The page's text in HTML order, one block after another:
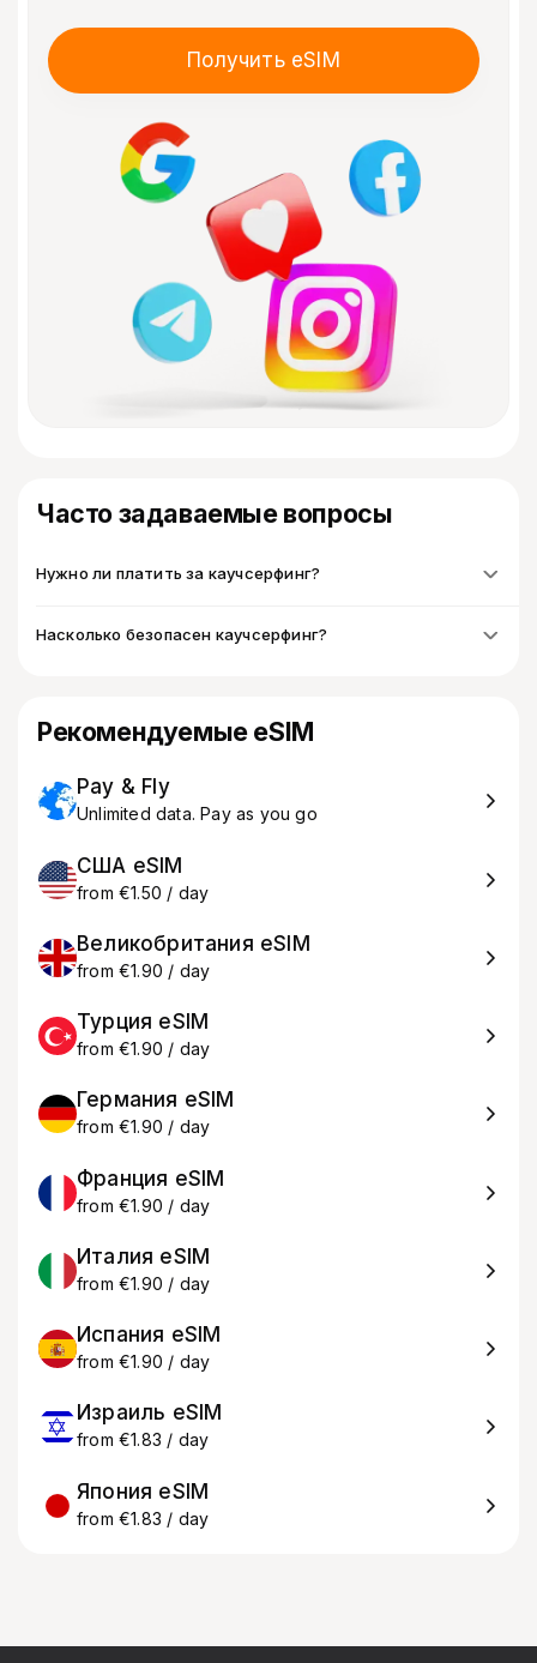
Получить eSIM
Часто задаваемые вопросы
Нужно ли платить за каучсерфинг?
Насколько безопасен каучсерфинг?
Рекомендуемые eSIM
Pay & Fly
Unlimited data. Pay as you go
США eSIM
from €1.50 / day
Великобритания eSIM
from €1.90 / day
Турция eSIM
from €1.90 / day
Германия eSIM
from €1.90 / day
Франция eSIM
from €1.90 / day
Италия eSIM
from €1.90 / day
Испания eSIM
from €1.90 / day
Израиль eSIM
from €1.83 / day
Япония eSIM
from €1.83 / day